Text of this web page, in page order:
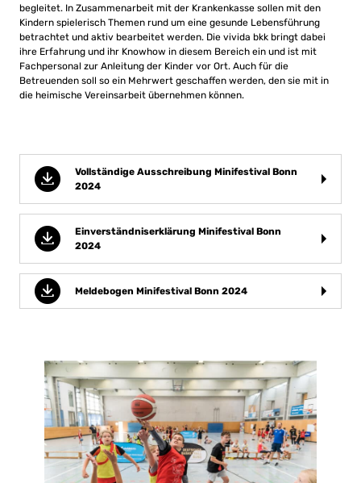
begleitet. In Zusammenarbeit mit der Krankenkasse sollen mit den
Kindern spielerisch Themen rund um eine gesunde Lebensführung
betrachtet und aktiv bearbeitet werden. Die vivida bkk bringt dabei
ihre Erfahrung und ihr Knowhow in diesem Bereich ein und ist mit
Fachpersonal zur Anleitung der Kinder vor Ort. Auch für die
Betreuenden soll so ein Mehrwert geschaffen werden, den sie mit in
die heimische Vereinsarbeit übernehmen können.
Vollständige Ausschreibung Minifestival Bonn
2024
Einverständniserklärung Minifestival Bonn
2024
Meldebogen Minifestival Bonn 2024